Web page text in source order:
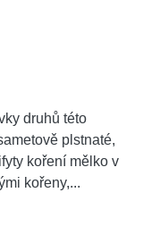
druhů této
plstnaté,
koření mělko v
kořeny,...